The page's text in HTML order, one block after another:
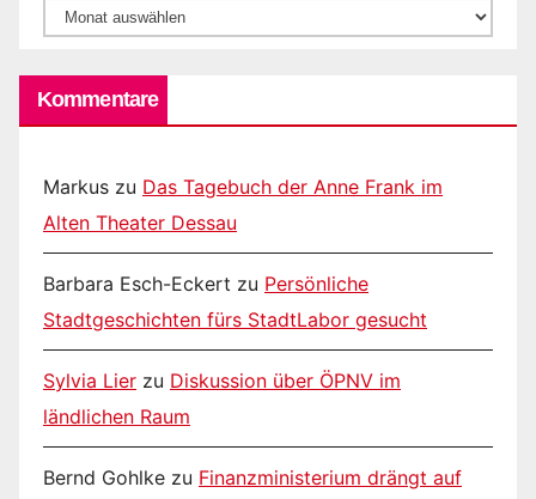
Archiv
Kommentare
Markus zu Das Tagebuch der Anne Frank im
Alten Theater Dessau
Barbara Esch-Eckert zu Persönliche
Stadtgeschichten fürs StadtLabor gesucht
Sylvia Lier zu Diskussion über ÖPNV im
ländlichen Raum
Bernd Gohlke zu Finanzministerium drängt auf